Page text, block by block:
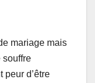
mariage mais
souffre
peur d’être